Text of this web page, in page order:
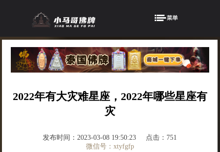
2022年有大灾难星座，2022年哪些星座有
灾
发布时间：2023-03-08 19:50:23
点击：751
微信号：xtyfgfp